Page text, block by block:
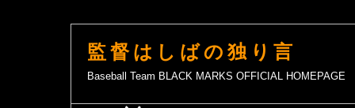
監督はしばの独り言
Baseball Team BLACK MARKS OFFICIAL HOMEPAGE